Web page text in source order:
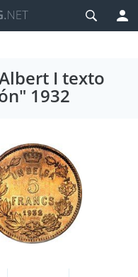
I texto
1932